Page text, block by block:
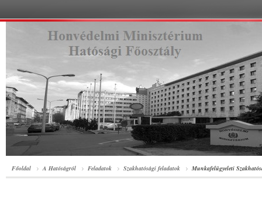
Főoldal A Hatóságról Feladatok Szakhatósági feladatok Munkafelügyeleti